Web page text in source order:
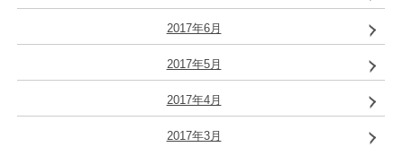
2017年6月
2017年5月
2017年4月
2017年3月